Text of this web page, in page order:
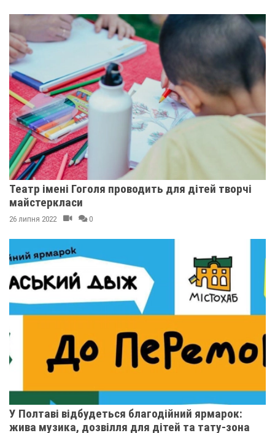
Театр імені Гоголя проводить для дітей творчі
майстеркласи
26 липня 2022 0
У Полтаві відбудеться благодійний ярмарок:
жива музика, дозвілля для дітей та тату-зона